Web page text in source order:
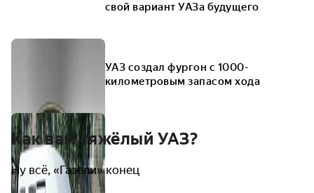
свой вариант УАЗа будущего
УАЗ создал фургон с 1000-
километровым запасом хода
Как вам тяжёлый УАЗ?
Ну всё, «Газели» конец